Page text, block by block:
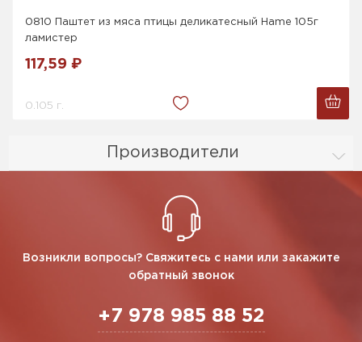
Производители
0810 Паштет из мяса птицы деликатесный Hame 105г
ламистер
117,59 ₽
0.105 г.
Возникли вопросы? Свяжитесь с нами или закажите
обратный звонок
+7 978 985 88 52